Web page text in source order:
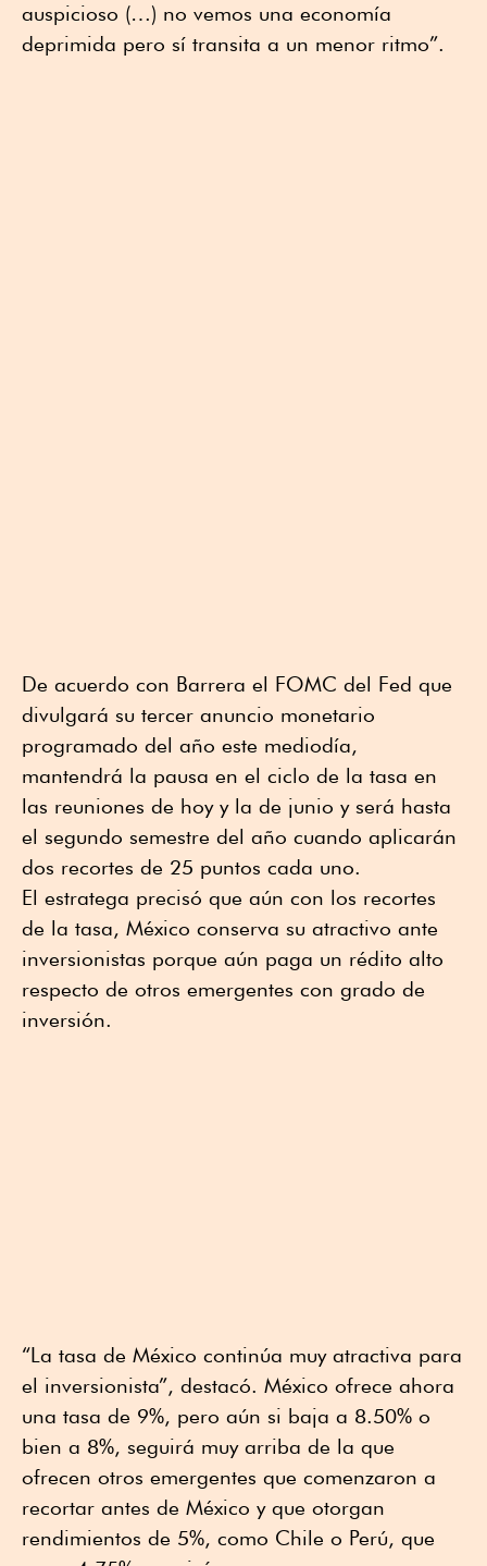
auspicioso (…) no vemos una economía
deprimida pero sí transita a un menor ritmo”.
De acuerdo con Barrera el FOMC del Fed que
divulgará su tercer anuncio monetario
programado del año este mediodía,
mantendrá la pausa en el ciclo de la tasa en
las reuniones de hoy y la de junio y será hasta
el segundo semestre del año cuando aplicarán
dos recortes de 25 puntos cada uno.
El estratega precisó que aún con los recortes
de la tasa, México conserva su atractivo ante
inversionistas porque aún paga un rédito alto
respecto de otros emergentes con grado de
inversión.
“La tasa de México continúa muy atractiva para
el inversionista”, destacó. México ofrece ahora
una tasa de 9%, pero aún si baja a 8.50% o
bien a 8%, seguirá muy arriba de la que
ofrecen otros emergentes que comenzaron a
recortar antes de México y que otorgan
rendimientos de 5%, como Chile o Perú, que